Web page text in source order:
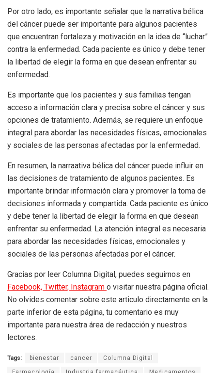
Por otro lado, es importante señalar que la narrativa bélica
del cáncer puede ser importante para algunos pacientes
que encuentran fortaleza y motivación en la idea de “luchar”
contra la enfermedad. Cada paciente es único y debe tener
la libertad de elegir la forma en que desean enfrentar su
enfermedad.
Es importante que los pacientes y sus familias tengan
acceso a información clara y precisa sobre el cáncer y sus
opciones de tratamiento. Además, se requiere un enfoque
integral para abordar las necesidades físicas, emocionales
y sociales de las personas afectadas por la enfermedad.
En resumen, la narraativa bélica del cáncer puede influir en
las decisiones de tratamiento de algunos pacientes. Es
importante brindar información clara y promover la toma de
decisiones informada y compartida. Cada paciente es único
y debe tener la libertad de elegir la forma en que desean
enfrentar su enfermedad. La atención integral es necesaria
para abordar las necesidades físicas, emocionales y
sociales de las personas afectadas por el cáncer.
Gracias por leer Columna Digital, puedes seguirnos en
Facebook, Twitter, Instagram o visitar nuestra página oficial.
No olvides comentar sobre este articulo directamente en la
parte inferior de esta página, tu comentario es muy
importante para nuestra área de redacción y nuestros
lectores.
Tags: bienestar cancer Columna Digital